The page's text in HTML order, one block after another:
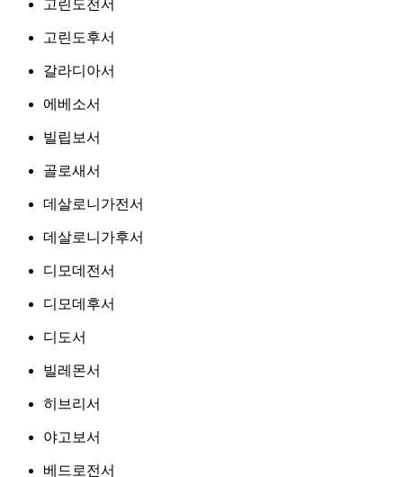
고린도전서
고린도후서
갈라디아서
에베소서
빌립보서
골로새서
데살로니가전서
데살로니가후서
디모데전서
디모데후서
디도서
빌레몬서
히브리서
야고보서
베드로전서